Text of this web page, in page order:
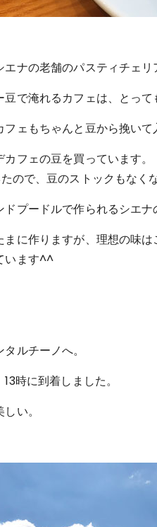
エナの老舗のパスティチェ
で淹れるカフェは、とって
ェもちゃんと豆から挽いて
フェの豆を買っています。
ので、豆のストックもなく
プードルで作られるシエナ
に作りますが、理想の味
います^^
ルチーノへ。
時に到着しました。
い。